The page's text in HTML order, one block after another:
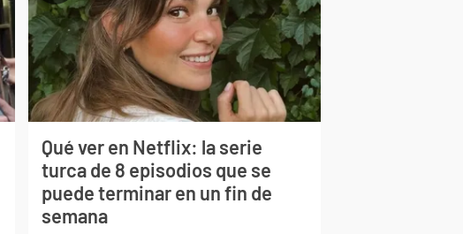
Qué ver en Netflix: la serie
turca de 8 episodios que se
puede terminar en un fin de
semana